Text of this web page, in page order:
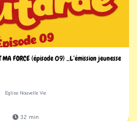
FORCE (épisode 09) _L’émission jeunesse
Eglise Nouvelle Vie
32 min